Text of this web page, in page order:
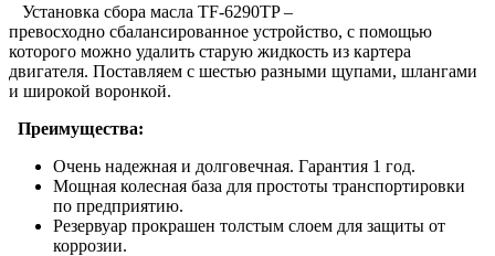
Установка сбора масла TF-6290TP –
превосходно сбалансированное устройство, с помощью
которого можно удалить старую жидкость из картера
двигателя. Поставляем с шестью разными щупами, шлангами
и широкой воронкой.
Преимущества:
Очень надежная и долговечная. Гарантия 1 год.
Мощная колесная база для простоты транспортировки
по предприятию.
Резервуар прокрашен толстым слоем для защиты от
коррозии.